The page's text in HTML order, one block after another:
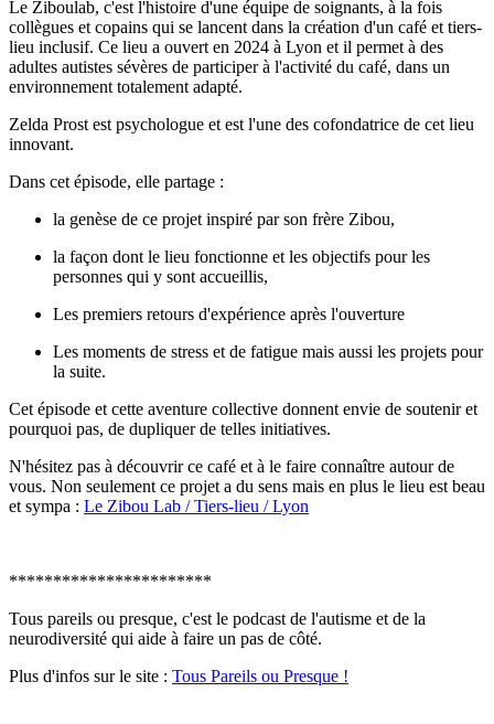
Le Ziboulab, c'est l'histoire d'une équipe de soignants, à la fois
collègues et copains qui se lancent dans la création d'un café et tiers-
lieu inclusif. Ce lieu a ouvert en 2024 à Lyon et il permet à des
adultes autistes sévères de participer à l'activité du café, dans un
environnement totalement adapté.
Zelda Prost est psychologue et est l'une des cofondatrice de cet lieu
innovant.
Dans cet épisode, elle partage :
la genèse de ce projet inspiré par son frère Zibou,
la façon dont le lieu fonctionne et les objectifs pour les
personnes qui y sont accueillis,
Les premiers retours d'expérience après l'ouverture
Les moments de stress et de fatigue mais aussi les projets pour
la suite.
Cet épisode et cette aventure collective donnent envie de soutenir et
pourquoi pas, de dupliquer de telles initiatives.
N'hésitez pas à découvrir ce café et à le faire connaître autour de
vous. Non seulement ce projet a du sens mais en plus le lieu est beau
et sympa : Le Zibou Lab / Tiers-lieu / Lyon
***********************
Tous pareils ou presque, c'est le podcast de l'autisme et de la
neurodiversité qui aide à faire un pas de côté.
Plus d'infos sur le site : Tous Pareils ou Presque !